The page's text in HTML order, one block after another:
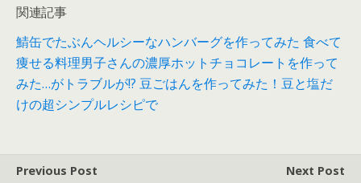
関連記事
鯖缶でたぶんヘルシーなハンバーグを作ってみた 食べて
痩せる料理男子さんの濃厚ホットチョコレートを作って
みた…がトラブルが!? 豆ごはんを作ってみた！豆と塩だ
けの超シンプルレシピで
Previous Post
Next Post